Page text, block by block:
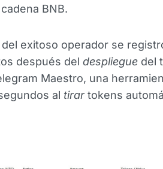
BNB.
exitoso operador se
después del despliegue del
Maestro, una
al tirar tokens